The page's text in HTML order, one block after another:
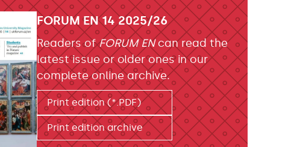
FORUM EN 14 2025/26
Readers ofFORUM ENcan read the
latest issue or older ones in our
complete online archive.
Print edition (*.PDF)
Print edition archive